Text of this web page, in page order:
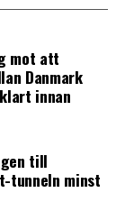
danska
H+ klar
mot att
Danmark
innan
till
tunneln minst